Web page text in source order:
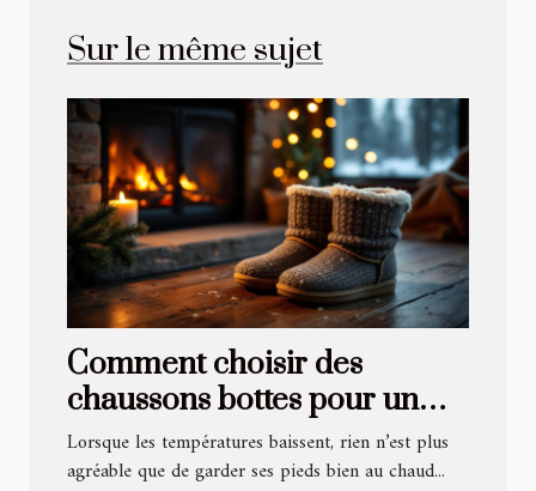
Sur le même sujet
Comment choisir des
chaussons bottes pour un
confort hivernal optimal ?
Lorsque les températures baissent, rien n’est plus
agréable que de garder ses pieds bien au chaud...